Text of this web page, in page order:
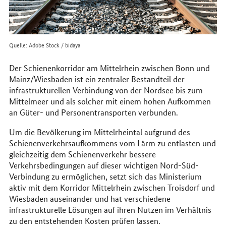
Quelle: Adobe Stock / bidaya
Der Schienenkorridor am Mittelrhein zwischen Bonn und
Mainz/Wiesbaden ist ein zentraler Bestandteil der
infrastrukturellen Verbindung von der Nordsee bis zum
Mittelmeer und als solcher mit einem hohen Aufkommen
an Güter- und Personentransporten verbunden.
Um die Bevölkerung im Mittelrheintal aufgrund des
Schienenverkehrsaufkommens vom Lärm zu entlasten und
gleichzeitig dem Schienenverkehr bessere
Verkehrsbedingungen auf dieser wichtigen Nord-Süd-
Verbindung zu ermöglichen, setzt sich das Ministerium
aktiv mit dem Korridor Mittelrhein zwischen Troisdorf und
Wiesbaden auseinander und hat verschiedene
infrastrukturelle Lösungen auf ihren Nutzen im Verhältnis
zu den entstehenden Kosten prüfen lassen.